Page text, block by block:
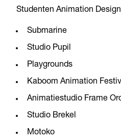
Studenten Animation
Submarine
Studio Pupil
Playgrounds
Kaboom Animation
Animatiestudio Frame
Studio Brekel
Motoko